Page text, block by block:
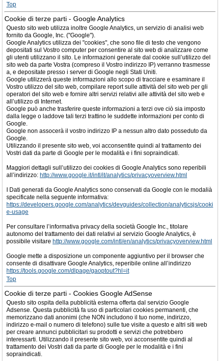
Top
Cookie di terze parti - Google Analytics
Questo sito web utilizza inoltre Google Analytics, un servizio di analisi web
fornito da Google, Inc. ("Google").
Google Analytics utilizza dei "cookies", che sono file di testo che vengono
depositati sul Vostro computer per consentire al sito web di analizzare come
gli utenti utilizzano il sito. Le informazioni generate dal cookie sull’utilizzo del
sito web da parte Vostra (compreso il Vostro indirizzo IP) verranno trasmesse
a, e depositate presso i server di Google negli Stati Uniti.
Google utilizzerà queste informazioni allo scopo di tracciare e esaminare il
Vostro utilizzo del sito web, compilare report sulle attività del sito web per gli
operatori del sito web e fornire altri servizi relativi alle attività del sito web e
all’utilizzo di Internet.
Google può anche trasferire queste informazioni a terzi ove ciò sia imposto
dalla legge o laddove tali terzi trattino le suddette informazioni per conto di
Google.
Google non assocerà il vostro indirizzo IP a nessun altro dato posseduto da
Google.
Utilizzando il presente sito web, voi acconsentite quindi al trattamento dei
Vostri dati da parte di Google per le modalità e i fini sopraindicati.
Maggiori dettagli sull’utilizzo dei cookies di Google Analytics sono reperibili
all’indirizzo: http://www.google.it/intl/it/analytics/privacyoverview.html
I Dati generati da Google Analytics sono conservati da Google con le modalià
specificate nella seguente informativa:
https://developers.google.com/analytics/devguides/collection/analyticsjs/cooki
e-usage
Per consultare l’informativa privacy della società Google Inc., titolare
autonomo del trattamento dei dati relativi al servizio Google Analytics, è
possibile visitare http://www.google.com/intl/en/analytics/privacyoverview.html
Google mette a disposizione un componente aggiuntivo per il browser che
consente di disattivare Google Analytics, reperibile online all’indirizzo
https://tools.google.com/dlpage/gaoptout?hl=it
Top
Cookie di terze parti - Cookies Google AdSense
Questo sito ospita della pubblicità esterna offerta dal servizio Google
Adsense. Questa pubblicità fa uso di particolari cookies permanenti, che
memorizzano dati anonimi (che NON includono il tuo nome, indirizzo,
indirizzo e-mail o numero di telefono) sulle tue visite a questo e altri siti web
per creare annunci pubblicitari su prodotti e servizi che potrebbero
interessarti. Utilizzando il presente sito web, voi acconsentite quindi al
trattamento dei Vostri dati da parte di Google per le modalità e i fini
sopraindicati.